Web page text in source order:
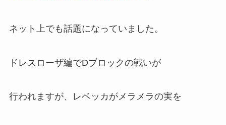
ネット上でも話題になっていました。
ドレスローザ編でDブロックの戦いが
行われますが、レベッカがメラメラの実を